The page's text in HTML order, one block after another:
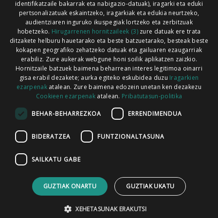
Codesyntaxek garatua
HARREMANETARAKO
identifikatzaile bakarrak eta nabigazio-datuak), iragarki eta eduki
pertsonalizatuak eskaintzeko, iragarkiak eta edukia neurtzeko,
audientziaren inguruko ikuspegiak lortzeko eta zerbitzuak
hobetzeko. Hirugarrenen hornitzaileek (3)zure datuak ere trata
ditzakete helburu hauetarako eta beste batzuetarako, besteak beste
kokapen geografiko zehatzeko datuak eta gailuaren ezaugarriak
erabiliz. Zure aukerak webgune honi soilik aplikatzen zaizkio.
Hornitzaile batzuek baimena beharrean interes legitimoa oinarri
gisa erabil dezakete; aurka egiteko eskubidea duzu Iragarkien
ezarpenakatalean. Zure baimena edozein unetan ken dezakezu
Cookieen ezarpenak atalean. Pribatutasun-politika
BEHAR-BEHARREZKOA ERRENDIMENDUA
BIDERATZEA FUNTZIONALTASUNA
SAILKATU GABE
GUZTIAK ONARTU GUZTIAK UKATU
XEHETASUNAK ERAKUTSI